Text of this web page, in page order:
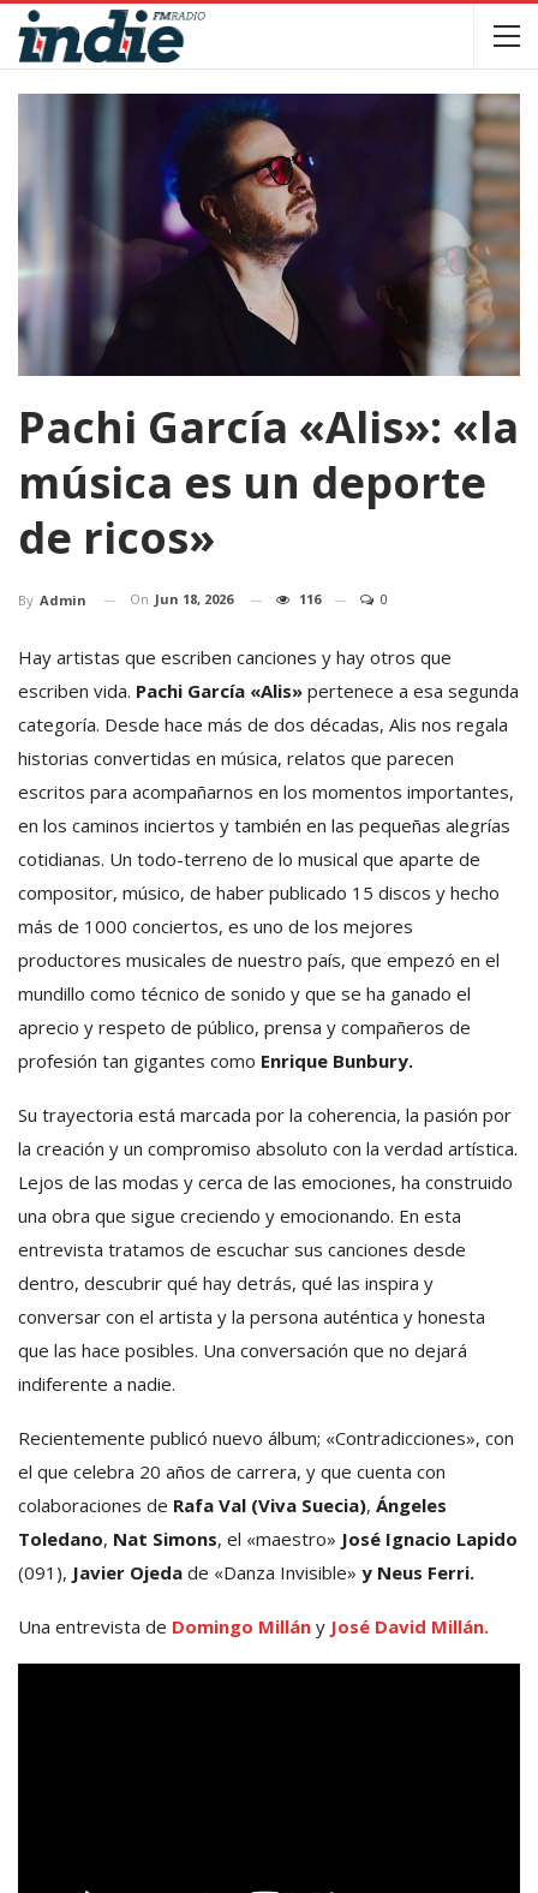
Pachi García «Alis»: «la
música es un deporte
de ricos»
By Admin On Jun 18, 2026 116 0
Hay artistas que escriben canciones y hay otros que
escriben vida. Pachi García «Alis» pertenece a esa segunda
categoría. Desde hace más de dos décadas, Alis nos regala
historias convertidas en música, relatos que parecen
escritos para acompañarnos en los momentos importantes,
en los caminos inciertos y también en las pequeñas alegrías
cotidianas. Un todo-terreno de lo musical que aparte de
compositor, músico, de haber publicado 15 discos y hecho
más de 1000 conciertos, es uno de los mejores
productores musicales de nuestro país, que empezó en el
mundillo como técnico de sonido y que se ha ganado el
aprecio y respeto de público, prensa y compañeros de
profesión tan gigantes como Enrique Bunbury.
Su trayectoria está marcada por la coherencia, la pasión por
la creación y un compromiso absoluto con la verdad artística.
Lejos de las modas y cerca de las emociones, ha construido
una obra que sigue creciendo y emocionando. En esta
entrevista tratamos de escuchar sus canciones desde
dentro, descubrir qué hay detrás, qué las inspira y
conversar con el artista y la persona auténtica y honesta
que las hace posibles. Una conversación que no dejará
indiferente a nadie.
Recientemente publicó nuevo álbum; «Contradicciones», con
el que celebra 20 años de carrera, y que cuenta con
colaboraciones de Rafa Val (Viva Suecia), Ángeles
Toledano, Nat Simons, el «maestro» José Ignacio Lapido
(091), Javier Ojeda de «Danza Invisible» y Neus Ferri.
Una entrevista de Domingo Millán y José David Millán.